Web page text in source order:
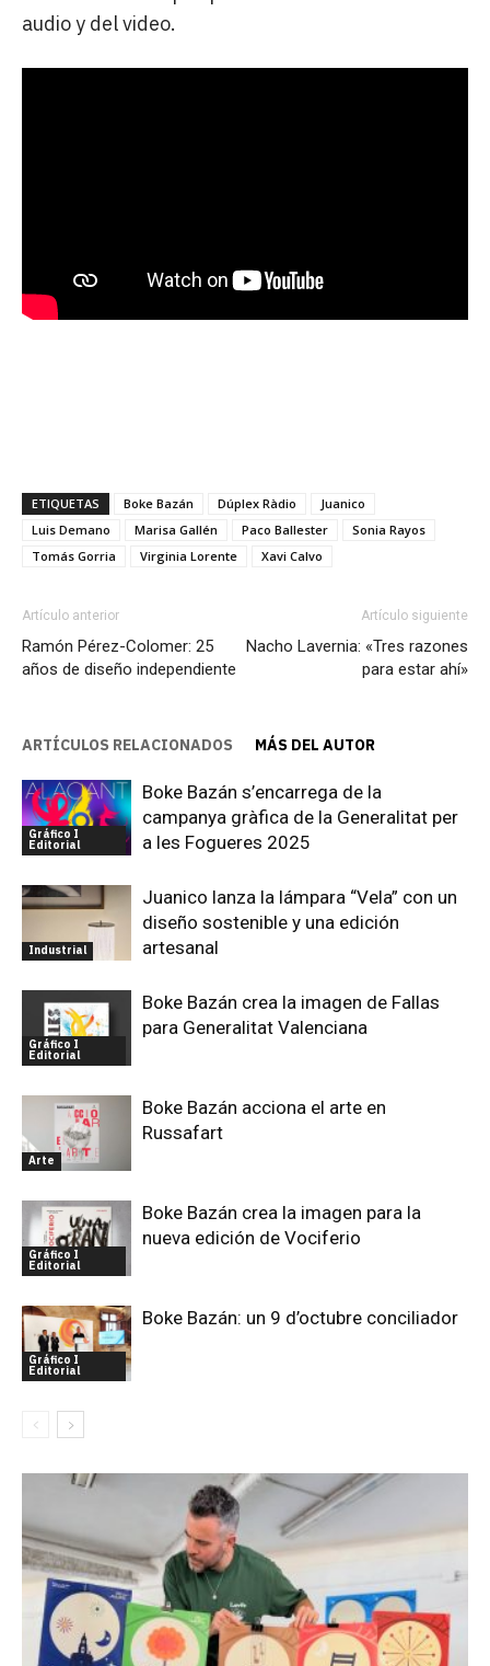
audio y del video.
ETIQUETAS Boke Bazán Dúplex Ràdio
Juanico
Luis Demano
Marisa Gallén Paco Ballester
Sonia Rayos
Tomás Gorria
Virginia Lorente Xavi Calvo
Artículo anterior
Ramón Pérez-Colomer: 25
años de diseño independiente
Artículo siguiente
Nacho Lavernia: «Tres razones
para estar ahí»
ARTÍCULOS RELACIONADOS MÁS DEL AUTOR
Gráfico I
Editorial
Boke Bazán s’encarrega de la
campanya gràfica de la Generalitat per
a les Fogueres 2025
Industrial
Juanico lanza la lámpara “Vela” con un
diseño sostenible y una edición
artesanal
Gráfico I
Editorial
Boke Bazán crea la imagen de Fallas
para Generalitat Valenciana
Arte
Boke Bazán acciona el arte en
Russafart
Gráfico I
Editorial
Boke Bazán crea la imagen para la
nueva edición de Vociferio
Gráfico I
Editorial
Boke Bazán: un 9 d’octubre conciliador